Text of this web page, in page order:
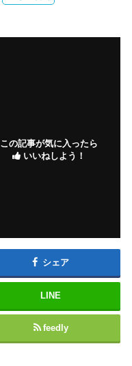
この記事が気に入ったら
いいねしよう！
シェア
LINE
feedly